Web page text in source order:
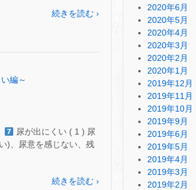
続きを読む ›
編～
尿が出にくい ( 1 ) 尿
)、尿意を感じない、残
続きを読む ›
2020年6月
2020年5月
2020年4月
2020年3月
2020年2月
2020年1月
2019年12月
2019年11月
2019年10月
2019年9月
2019年6月
2019年5月
2019年4月
2019年3月
2019年2月